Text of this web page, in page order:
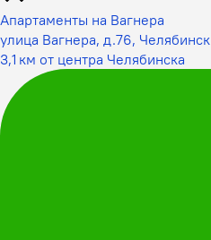
Апартаменты на Вагнера
улица Вагнера, д.76, Челябинск
3,1 км от центра Челябинска